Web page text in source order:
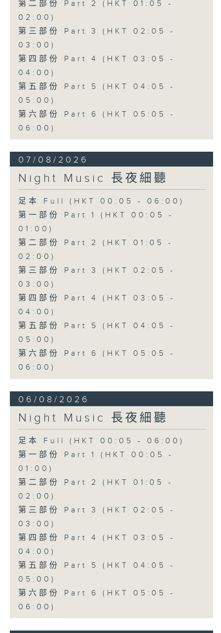
第二部份 Part 2 (HKT 01:05 -
02:00)
第三部份 Part 3 (HKT 02:05 -
03:00)
第四部份 Part 4 (HKT 03:05 -
04:00)
第五部份 Part 5 (HKT 04:05 -
05:00)
第六部份 Part 6 (HKT 05:05 -
06:00)
07/08/2026
Night Music 長夜細聽
足本 Full (HKT 00:05 - 06:00)
第一部份 Part 1 (HKT 00:05 -
01:00)
第二部份 Part 2 (HKT 01:05 -
02:00)
第三部份 Part 3 (HKT 02:05 -
03:00)
第四部份 Part 4 (HKT 03:05 -
04:00)
第五部份 Part 5 (HKT 04:05 -
05:00)
第六部份 Part 6 (HKT 05:05 -
06:00)
06/08/2026
Night Music 長夜細聽
足本 Full (HKT 00:05 - 06:00)
第一部份 Part 1 (HKT 00:05 -
01:00)
第二部份 Part 2 (HKT 01:05 -
02:00)
第三部份 Part 3 (HKT 02:05 -
03:00)
第四部份 Part 4 (HKT 03:05 -
04:00)
第五部份 Part 5 (HKT 04:05 -
05:00)
第六部份 Part 6 (HKT 05:05 -
06:00)